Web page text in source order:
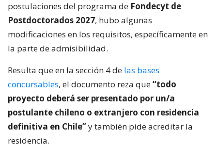
postulaciones del programa de Fondecyt de
Postdoctorados 2027, hubo algunas
modificaciones en los requisitos, específicamente en
la parte de admisibilidad.
Resulta que en la sección 4 de las bases
concursables, el documento reza que“todo
proyecto deberá ser presentado por un/a
postulante chileno o extranjero con residencia
definitiva en Chile”y también pide acreditar la
residencia.